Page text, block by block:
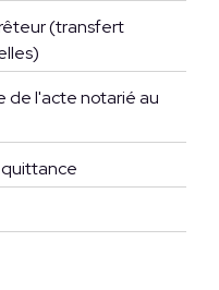
(transfert
de l'acte notarié au